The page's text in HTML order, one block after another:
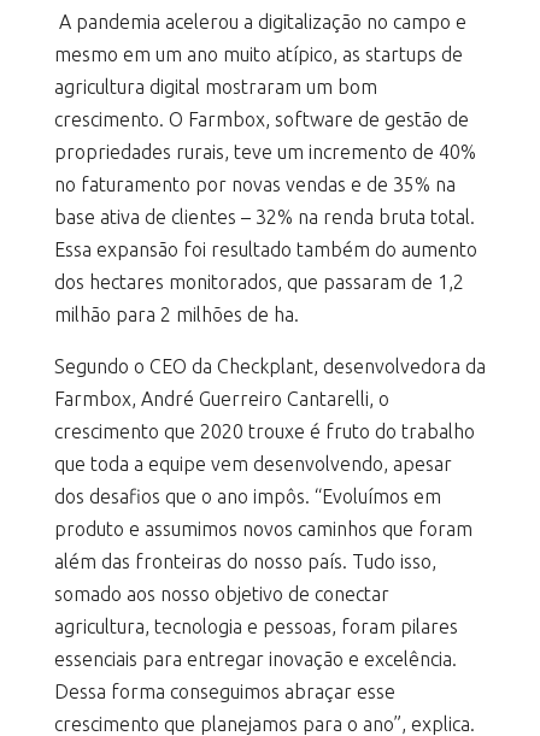
A pandemia acelerou a digitalização no campo e
mesmo em um ano muito atípico, as startups de
agricultura digital mostraram um bom
crescimento. O Farmbox, software de gestão de
propriedades rurais, teve um incremento de 40%
no faturamento por novas vendas e de 35% na
base ativa de clientes – 32% na renda bruta total.
Essa expansão foi resultado também do aumento
dos hectares monitorados, que passaram de 1,2
milhão para 2 milhões de ha.
Segundo o CEO da Checkplant, desenvolvedora da
Farmbox, André Guerreiro Cantarelli, o
crescimento que 2020 trouxe é fruto do trabalho
que toda a equipe vem desenvolvendo, apesar
dos desafios que o ano impôs. “Evoluímos em
produto e assumimos novos caminhos que foram
além das fronteiras do nosso país. Tudo isso,
somado aos nosso objetivo de conectar
agricultura, tecnologia e pessoas, foram pilares
essenciais para entregar inovação e excelência.
Dessa forma conseguimos abraçar esse
crescimento que planejamos para o ano”, explica.